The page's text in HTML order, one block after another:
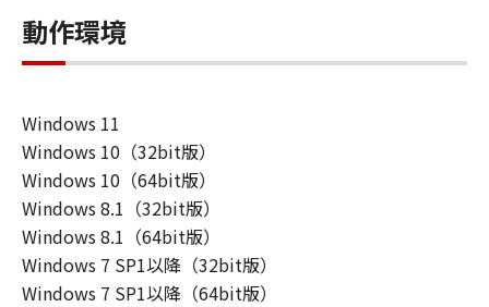
ン株式会社およびキヤノンのライセンサー
は、本ソフトウェアの使用に付随または関
連して生ずる直接的または間接的な損失、
一切の責任を負いません。
ユーザーは、日本国政府または該当国の政
府より必要な許可等を得ることなしに、本
ソフトウェアの全部または一部を、直接ま
たは間接に輸出してはなりません。
動作環境
Windows 11
Windows 10（32bit版）
Windows 10（64bit版）
Windows 8.1（32bit版）
Windows 8.1（64bit版）
Windows 7 SP1以降（32bit版）
Windows 7 SP1以降（64bit版）